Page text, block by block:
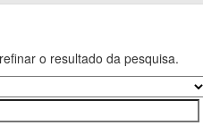
o resultado da pesquisa.